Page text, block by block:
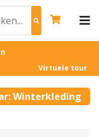
Virtuele tour
Winterkleding